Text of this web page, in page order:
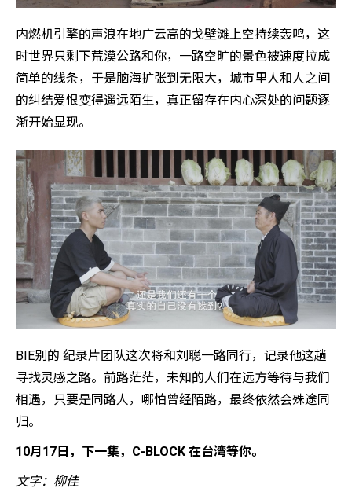
内燃机引擎的声浪在地广云高的戈壁滩上空持续轰鸣，这
时世界只剩下荒漠公路和你，一路空旷的景色被速度拉成
简单的线条，于是脑海扩张到无限大，城市里人和人之间
的纠结爱恨变得遥远陌生，真正留存在内心深处的问题逐
渐开始显现。
BIE别的 纪录片团队这次将和刘聪一路同行，记录他这趟
寻找灵感之路。前路茫茫，未知的人们在远方等待与我们
相遇，只要是同路人，哪怕曾经陌路，最终依然会殊途同
归。
10月17日，下一集，C-BLOCK 在台湾等你。
文字：柳佳